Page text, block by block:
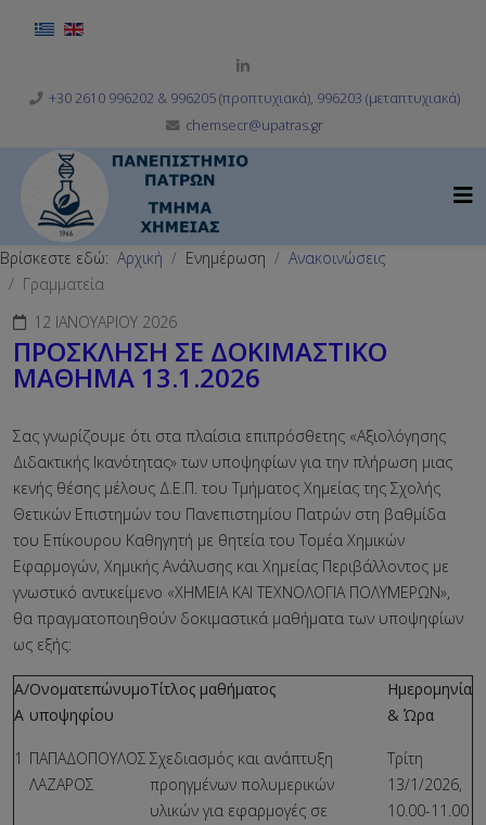
Επιλέξτε τη γλώσσα σας
+30 2610 996202 & 996205 (προπτυχιακά), 996203 (μεταπτυχιακά)
chemsecr@upatras.gr
Βρίσκεστε εδώ: Αρχική Ενημέρωση
Ανακοινώσεις
Γραμματεία
12 ΙΑΝΟΥΑΡΊΟΥ 2026
ΠΡΟΣΚΛΗΣΗ ΣΕ ΔΟΚΙΜΑΣΤΙΚΟ
ΜΑΘΗΜΑ 13.1.2026
Σας γνωρίζουμε ότι στα πλαίσια επιπρόσθετης «Αξιολόγησης
Διδακτικής Ικανότητας» των υποψηφίων για την πλήρωση μιας
κενής θέσης μέλους Δ.Ε.Π. του Τμήματος Χημείας της Σχολής
Θετικών Επιστημών του Πανεπιστημίου Πατρών στη βαθμίδα
του Επίκουρου Καθηγητή με θητεία του Τομέα Χημικών
Εφαρμογών, Χημικής Ανάλυσης και Χημείας Περιβάλλοντος με
γνωστικό αντικείμενο «ΧΗΜΕΙΑ ΚΑΙ ΤΕΧΝΟΛΟΓΙΑ ΠΟΛΥΜΕΡΩΝ»,
θα πραγματοποιηθούν δοκιμαστικά μαθήματα των υποψηφίων
ως εξής:
Α/
Α
Ονοματεπώνυμο
υποψηφίου
Τίτλος μαθήματος
Ημερομηνία
& Ώρα
1 ΠΑΠΑΔΟΠΟΥΛΟΣ
ΛΑΖΑΡΟΣ
Σχεδιασμός και ανάπτυξη
προηγμένων πολυμερικών
υλικών για εφαρμογές σε
Τρίτη
13/1/2026,
10.00-11.00